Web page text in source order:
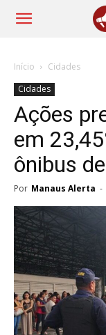
Início
Cidades
Cidades
Ações
em
ônibus
Por Manaus Alerta -